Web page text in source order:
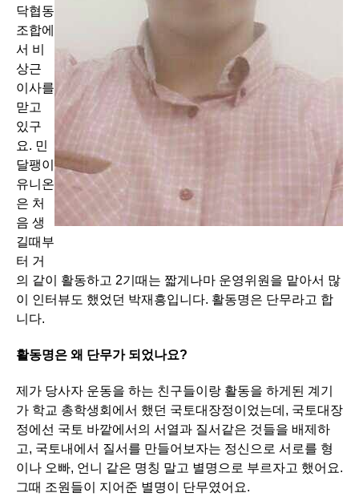
닥협동
조합에
서 비
상근
이사를
맏고
있구
요. 민
달팽이
유니온
은 처
음 생
길때부
터 거
의 같이 활동하고 2기때는 짧게나마 운영위원을 맡아서 많
이 인터뷰도 했었던 박재흥입니다. 활동명은 단무라고 합
니다.
활동명은 왜 단무가 되었나요?
제가 당사자 운동을 하는 친구들이랑 활동을 하게된 계기
가 학교 총학생회에서 했던 국토대장정이었는데, 국토대장
정에선 국토 바깥에서의 서열과 질서같은 것들을 배제하
고, 국토내에서 질서를 만들어보자는 정신으로 서로를 형
이나 오빠, 언니 같은 명칭 말고 별명으로 부르자고 했어요.
그때 조원들이 지어준 별명이 단무였어요.